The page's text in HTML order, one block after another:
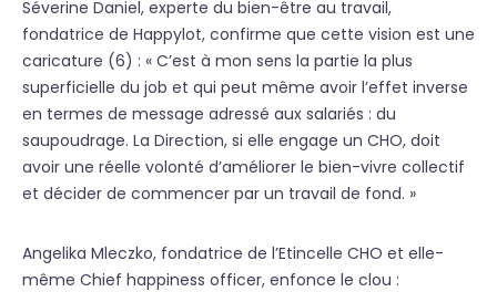
Séverine Daniel, experte du bien-être au travail,
fondatrice de Happylot, confirme que cette vision est une
caricature (6) : « C’est à mon sens la partie la plus
superficielle du job et qui peut même avoir l’effet inverse
en termes de message adressé aux salariés : du
saupoudrage. La Direction, si elle engage un CHO, doit
avoir une réelle volonté d’améliorer le bien-vivre collectif
et décider de commencer par un travail de fond. »
Angelika Mleczko, fondatrice de l’Etincelle CHO et elle-
même Chief happiness officer, enfonce le clou :